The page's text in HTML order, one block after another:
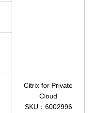
Citrix for Private
Cloud
SKU：6002996